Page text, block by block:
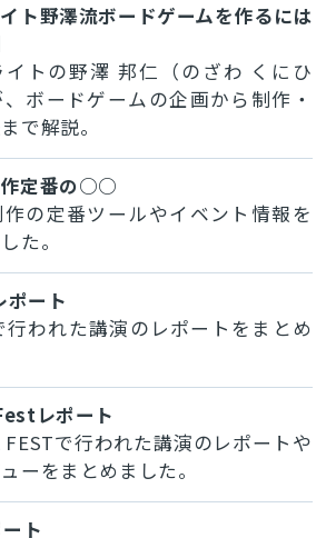
ト野澤流ボードゲームを作るには
イトの野澤 邦仁（のざわ くにひ
ボードゲームの企画から制作・
で解説。
作定番の○○
の定番ツールやイベント情報を
た。
ポート
行われた講演のレポートをまとめ
レポート
FESTで行われた講演のレポートや
ーをまとめました。
ト